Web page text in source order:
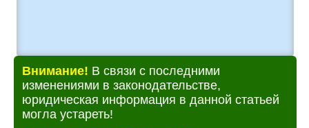
Внимание! В связи с последними
изменениями в законодательстве,
юридическая информация в данной статьей
могла устареть!